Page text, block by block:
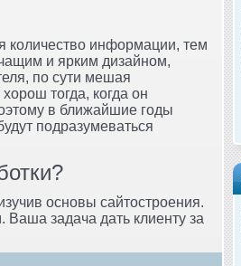
количество информации, тем
и ярким дизайном,
по сути мешая
тогда, когда он
в ближайшие годы
подразумеваться
основы сайтостроения.
Ваша задача дать клиенту за